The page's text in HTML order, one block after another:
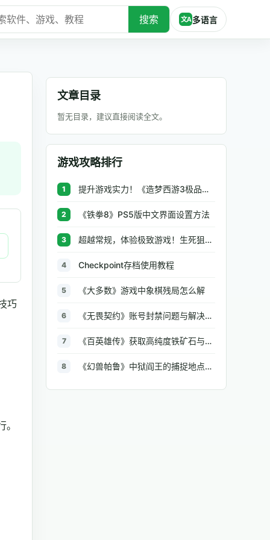
搜索 文A 多语言
巧
文章目录
暂无目录，建议直接阅读全文。
游戏攻略排行
1 提升游戏实力！《造梦西游3极品辅助》让你秒杀BOSS、逆天属性一键修改
2 《铁拳8》PS5版中文界面设置方法
3 超越常规，体验极致游戏！生死狙击极品辅助工具助你无往不利
4 Checkpoint存档使用教程
5 《大多数》游戏中象棋残局怎么解
6 《无畏契约》账号封禁问题与解决方法汇总
7 《百英雄传》获取高纯度铁矿石与大型铁矿石的地点介绍
8 《幻兽帕鲁》中狱阎王的捕捉地点与策略全解析